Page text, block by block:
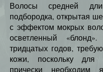
Волосы средней
подбородка, открытая
с эффектом мокрых
осветленный
тридцатых годов,
кожи, поскольку для
прически